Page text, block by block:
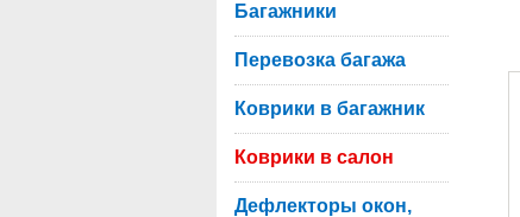
Багажники
Перевозка багажа
Коврики в багажник
Коврики в салон
Дефлекторы окон,